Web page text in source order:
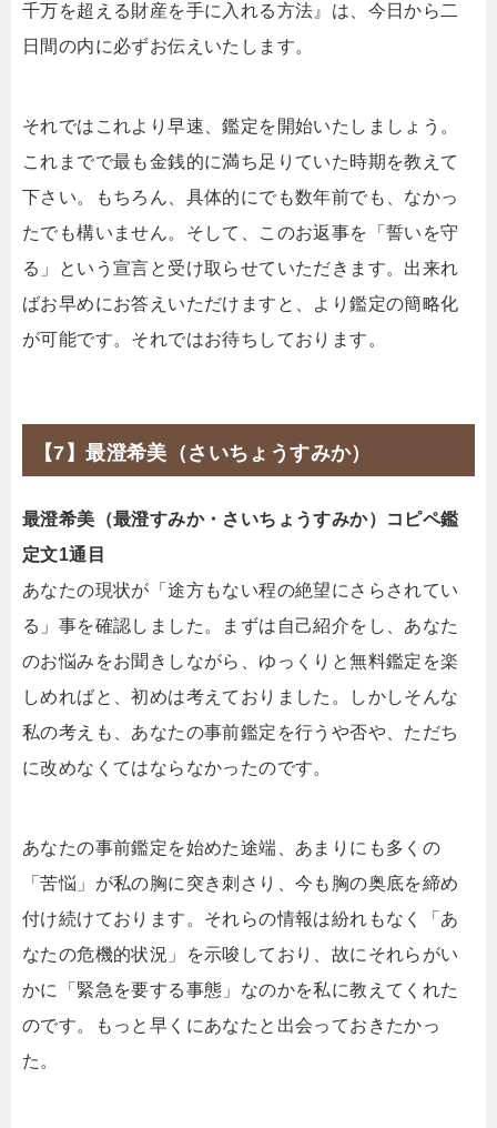
千万を超える財産を手に入れる方法』は、今日から二
日間の内に必ずお伝えいたします。
それではこれより早速、鑑定を開始いたしましょう。
これまでで最も金銭的に満ち足りていた時期を教えて
下さい。もちろん、具体的にでも数年前でも、なかっ
たでも構いません。そして、このお返事を「誓いを守
る」という宣言と受け取らせていただきます。出来れ
ばお早めにお答えいただけますと、より鑑定の簡略化
が可能です。それではお待ちしております。
【7】最澄希美（さいちょうすみか）
最澄希美（最澄すみか・さいちょうすみか）コピペ鑑
定文1通目
あなたの現状が「途方もない程の絶望にさらされてい
る」事を確認しました。まずは自己紹介をし、あなた
のお悩みをお聞きしながら、ゆっくりと無料鑑定を楽
しめればと、初めは考えておりました。しかしそんな
私の考えも、あなたの事前鑑定を行うや否や、ただち
に改めなくてはならなかったのです。
あなたの事前鑑定を始めた途端、あまりにも多くの
「苦悩」が私の胸に突き刺さり、今も胸の奥底を締め
付け続けております。それらの情報は紛れもなく「あ
なたの危機的状況」を示唆しており、故にそれらがい
かに「緊急を要する事態」なのかを私に教えてくれた
のです。もっと早くにあなたと出会っておきたかっ
た。